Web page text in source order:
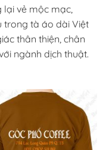
vẻ mộc mạc,
trong tà áo dài Việt
thân thiện, chân
ngành dịch thuật.